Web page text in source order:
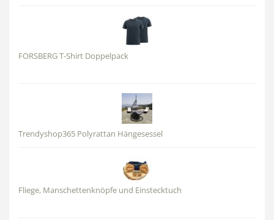
FORSBERG T-Shirt Doppelpack
Trendyshop365 Polyrattan Hängesessel
Fliege, Manschettenknöpfe und Einstecktuch